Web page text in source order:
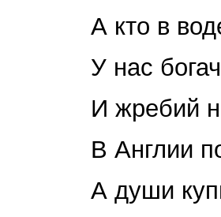
А кто в
У нас
И жребий
В Англии
А души